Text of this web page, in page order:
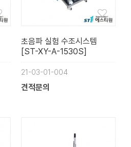
초음파 실험 수조시스템
[ST-XY-A-1530S]
21-03-01-004
견적문의